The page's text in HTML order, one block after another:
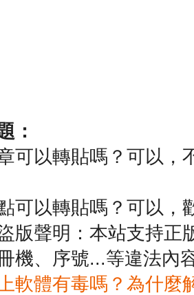
：
可以轉貼嗎？可以，
可以轉貼嗎？可以，
版聲明：本站支持正
機、序號...等違法內
軟體有毒嗎？為什麼